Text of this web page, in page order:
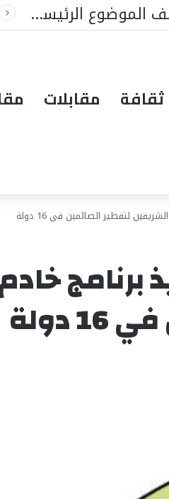
صاحبة المبادرة؟
ثقافة مقابلات
لتفطير الصائمين في 16 دولة